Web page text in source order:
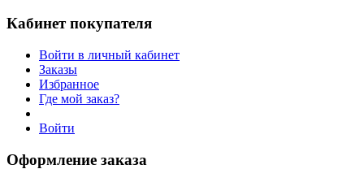
Кабинет покупателя
Войти в личный кабинет
Заказы
Избранное
Где мой заказ?
Войти
Оформление заказа